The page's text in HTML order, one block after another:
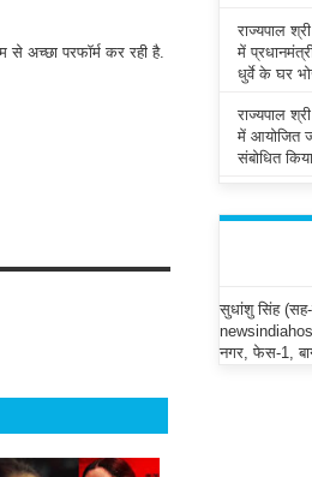
से अच्छा परफॉर्म कर रही है.
राज्यपाल
में
धुर्वे के घर
राज्यपाल
में आयोजित
संबोधित
सुधांशु सिंह
नगर, फेस-1,